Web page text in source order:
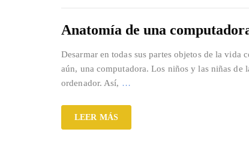
Anatomía de una
Desarmar en todas sus partes objetos de la vida
aún, una computadora. Los niños y las niñas
ordenador. Así, …
LEER MÁS